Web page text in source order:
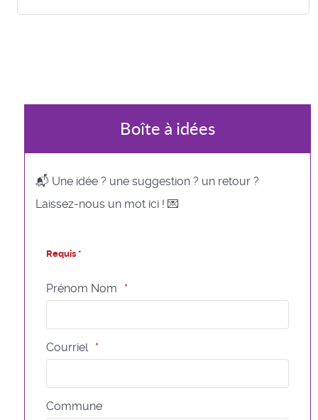
Boîte à idées
📬 Une idée ? une suggestion ? un retour ?
Laissez-nous un mot ici ! 💌
Requis *
Prénom Nom
Courriel
Commune